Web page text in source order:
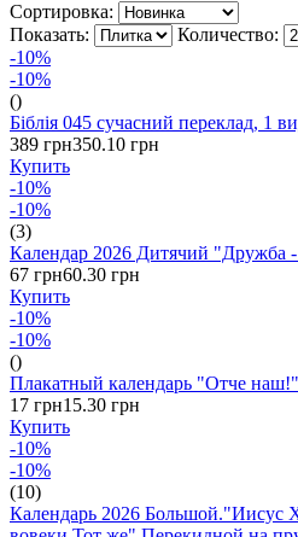
Сортировка:
Показать:
Количество:
-10%
-10%
()
Біблія 045 сучасний переклад, 1
389 грн350.10 грн
Купить
-10%
-10%
(3)
Календар 2026 Дитячий "Дружба
67 грн60.30 грн
Купить
-10%
-10%
()
Плакатный календарь "Отче
17 грн15.30 грн
Купить
-10%
-10%
(10)
Календарь 2026 Большой."Иисус